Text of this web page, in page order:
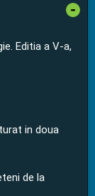
-
Editia a V-a,
in doua
de la